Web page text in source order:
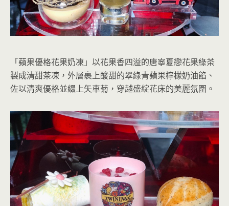
「蘋果優格花果奶凍」以花果香四溢的唐寧夏戀花果綠茶
製成清甜茶凍，外層裹上酸甜的翠綠青蘋果檸檬奶油餡、
佐以清爽優格並綴上矢車菊，穿越盛綻花床的美麗氛圍。